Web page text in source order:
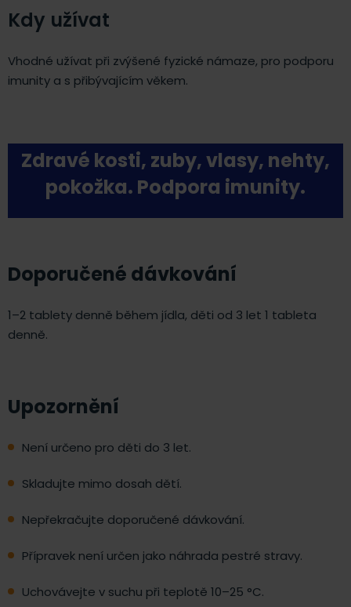
Kdy užívat
Vhodné užívat při zvýšené fyzické námaze, pro podporu
imunity a s přibývajícím věkem.
Zdravé kosti, zuby, vlasy, nehty,
pokožka. Podpora imunity.
Doporučené dávkování
1–2 tablety denně během jídla, děti od 3 let 1 tableta
denně.
Upozornění
Není určeno pro děti do 3 let.
Skladujte mimo dosah dětí.
Nepřekračujte doporučené dávkování.
Přípravek není určen jako náhrada pestré stravy.
Uchovávejte v suchu při teplotě 10–25 °C.